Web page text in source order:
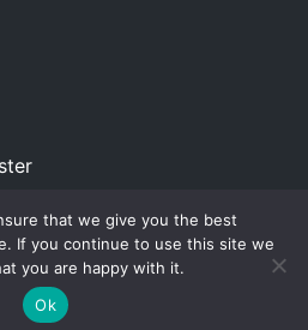
Proudly powered by
Blog Nano by
that we give you the best
If you continue to use this site we
you are happy with it.
Ok